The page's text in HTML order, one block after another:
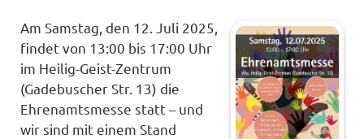
Am Samstag, den 12. Juli 2025,
findet von 13:00 bis 17:00 Uhr
im Heilig-Geist-Zentrum
(Gadebuscher Str. 13) die
Ehrenamtsmesse statt – und
wir sind mit einem Stand